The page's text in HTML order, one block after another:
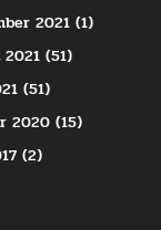
2021 (1)
(51)
(51)
2020 (15)
(2)